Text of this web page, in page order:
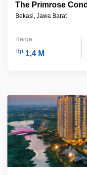
The Primrose
Bekasi, Jawa Barat
Harga
Rp 1,4 M